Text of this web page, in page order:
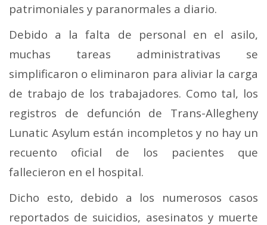
patrimoniales y paranormales a diario.
Debido a la falta de personal en el asilo,
muchas tareas administrativas se
simplificaron o eliminaron para aliviar la carga
de trabajo de los trabajadores. Como tal, los
registros de defunción de Trans-Allegheny
Lunatic Asylum están incompletos y no hay un
recuento oficial de los pacientes que
fallecieron en el hospital.
Dicho esto, debido a los numerosos casos
reportados de suicidios, asesinatos y muerte